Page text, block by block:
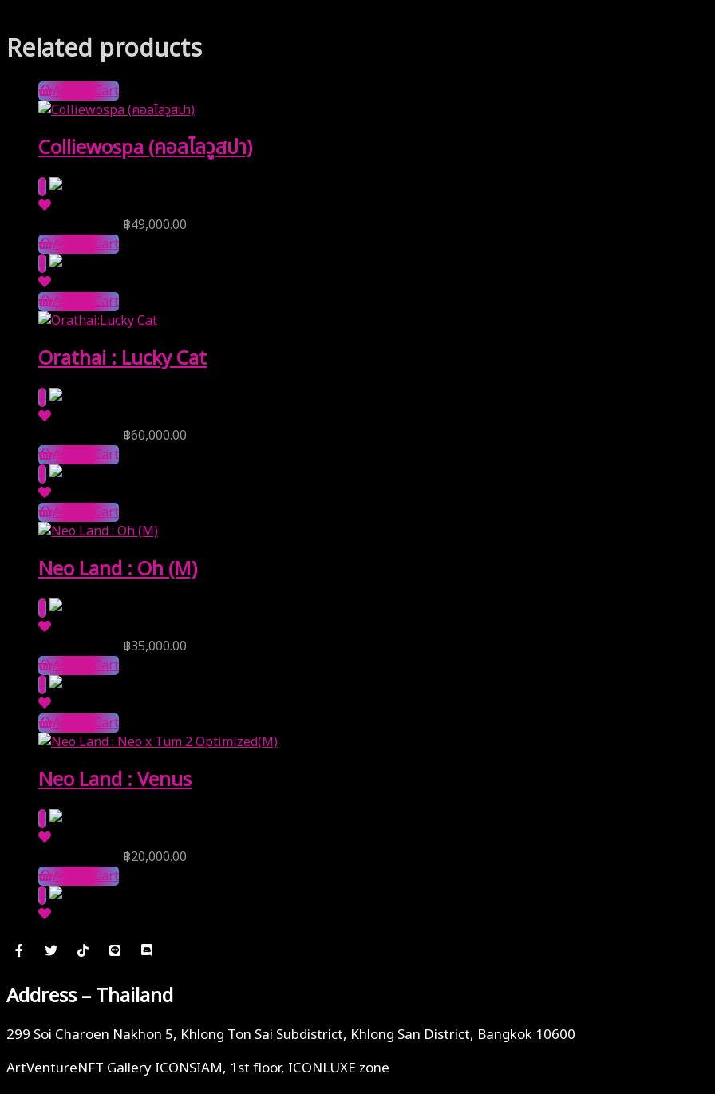
Related products
Add to Cart
Colliewospa (คอลไลวูสปา)
฿49,000.00
Add to Cart
Add to Cart
Orathai : Lucky Cat
฿60,000.00
Add to Cart
Add to Cart
Neo Land : Oh (M)
฿35,000.00
Add to Cart
Add to Cart
Neo Land : Venus
฿20,000.00
Add to Cart
Address – Thailand
299 Soi Charoen Nakhon 5, Khlong Ton Sai Subdistrict, Khlong San District, Bangkok 10600
ArtVentureNFT Gallery ICONSIAM, 1st floor, ICONLUXE zone